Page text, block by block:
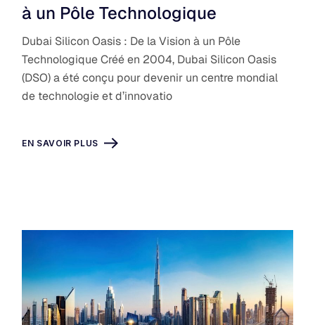
à un Pôle Technologique
Dubai Silicon Oasis : De la Vision à un Pôle
Technologique Créé en 2004, Dubai Silicon Oasis
(DSO) a été conçu pour devenir un centre mondial
de technologie et d’innovatio
EN SAVOIR PLUS